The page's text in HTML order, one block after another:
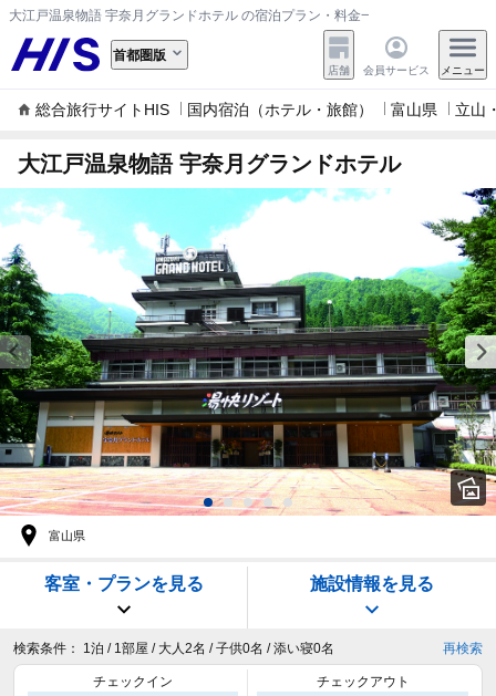
大江戸温泉物語 宇奈月グランドホテル の宿泊プラン・料金一覧
首都圏版
店舗 会員サービス メニュー
総合旅行サイトHIS 国内宿泊（ホテル・旅館） 富山県 立山
大江戸温泉物語 宇奈月グランドホテル
富山県
客室・プランを見る 施設情報を見る
検索条件： 1泊 / 1部屋 / 大人2名 / 子供0名 / 添い寝0名 再検索
チェックイン チェックアウト